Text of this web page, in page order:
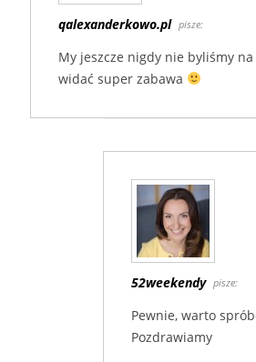
qalexanderkowo.pl pisze:
My jeszcze nigdy nie byliśmy na
widać super zabawa
52weekendy pisze:
Pewnie, warto
Pozdrawiamy